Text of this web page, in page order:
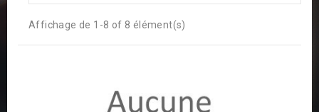
Affichage de 1-8 of 8 élément(s)